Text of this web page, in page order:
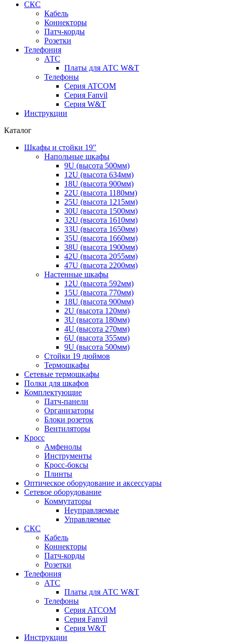
СКС
Кабель
Коннекторы
Патч-корды
Розетки
Телефония
АТС
Платы для АТС W&T
Телефоны
Серия ATCOM
Серия Fanvil
Серия W&T
Инструкции
Каталог
Шкафы и стойки 19"
Напольные шкафы
9U (высота 500мм)
12U (высота 634мм)
18U (высота 900мм)
22U (высота 1180мм)
25U (высота 1215мм)
30U (высота 1500мм)
32U (высота 1610мм)
33U (высота 1650мм)
35U (высота 1660мм)
38U (высота 1900мм)
42U (высота 2055мм)
47U (высота 2200мм)
Настенные шкафы
12U (высота 592мм)
15U (высота 770мм)
18U (высота 900мм)
2U (высота 120мм)
3U (высота 180мм)
4U (высота 270мм)
6U (высота 355мм)
9U (высота 500мм)
Стойки 19 дюймов
Термошкафы
Сетевые термошкафы
Полки для шкафов
Комплектующие
Патч-панели
Организаторы
Блоки розеток
Вентиляторы
Кросс
Амфенолы
Инструменты
Кросс-боксы
Плинты
Оптическое оборудование и аксессуары
Сетевое оборудование
Коммутаторы
Неуправляемые
Управляемые
СКС
Кабель
Коннекторы
Патч-корды
Розетки
Телефония
АТС
Платы для АТС W&T
Телефоны
Серия ATCOM
Серия Fanvil
Серия W&T
Инструкции